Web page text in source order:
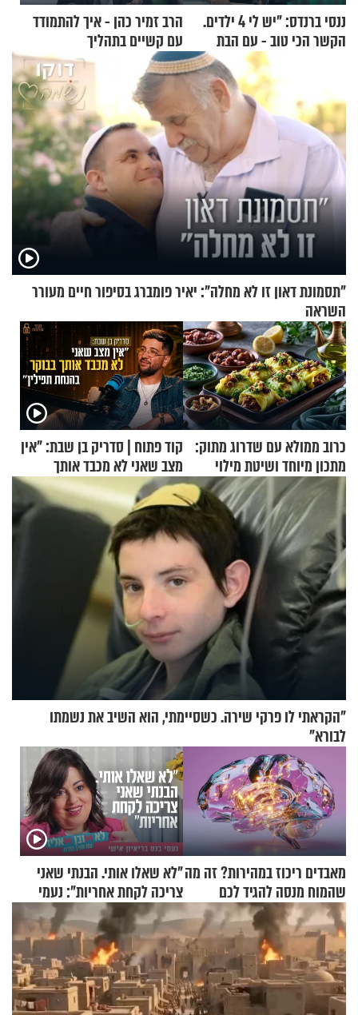
ננסי ברנדס: "יש לי 4 ילדים.
הקשר הכי טוב - עם הבת
הרב זמיר כהן - איך להתמודד
עם קשיים בתהליך
ההתחזקות?
"תסמונת דאון זו לא מחלה": יאיר פומברג בסיפור חיים מעורר
השראה
כרוב ממולא עם שדרוג מתוק:
מתכון מיוחד ושיטת מילוי
שאתם חייבים לנסות
קוד פתוח | סדריק בן שבת: "אין
מצב שאני לא מכבד אותך
בבוקר בהנחת תפילין"
"הקראתי לו פרקי שירה. כשסיימתי, הוא השיב את נשמתו
לבורא"
מאבדים ריכוז במהירות? זה מה
שהמוח מנסה להגיד לכם
"לא שאלו אותי. הבנתי שאני
צריכה לקחת אחריות": נעמי
בנט בריאיון אישי